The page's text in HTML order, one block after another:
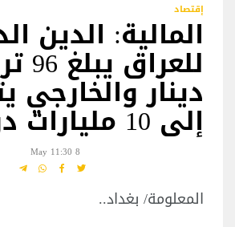
إقتصاد
المالية: الدين
دينار والخارجي
إلى 10 مليارات دولار
8 May 11:30
المعلومة/ بغداد..